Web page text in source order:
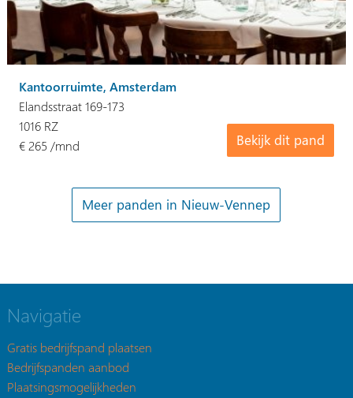
Kantoorruimte, Amsterdam
Elandsstraat 169-173
Bekijk dit pand
1016 RZ
€ 265 /mnd
Meer panden in Nieuw-Vennep
Navigatie
Gratis bedrijfspand plaatsen
Bedrijfspanden aanbod
Plaatsingsmogelijkheden